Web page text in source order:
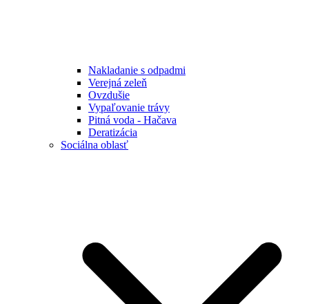
Nakladanie s odpadmi
Verejná zeleň
Ovzdušie
Vypaľovanie trávy
Pitná voda - Hačava
Deratizácia
Sociálna oblasť